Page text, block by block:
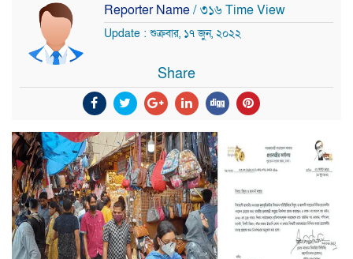
Reporter Name/ ৩১৬ Time View
Update : শুক্রবার, ১৭ জুন, ২০২২
Share